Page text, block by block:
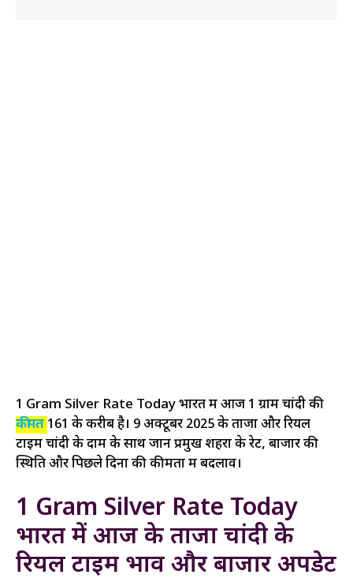
1 Gram Silver Rate Today भारत में आज 1 ग्राम चांदी की
कीमत ₹161 के करीब है। 9 अक्टूबर 2025 के ताजा और रियल
टाइम चांदी के दाम के साथ जानें प्रमुख शहरों के रेट, बाजार की
स्थिति और पिछले दिनों की कीमतों में बदलाव।
1 Gram Silver Rate Today
भारत में आज के ताजा चांदी के
रियल टाइम भाव और बाजार अपडेट